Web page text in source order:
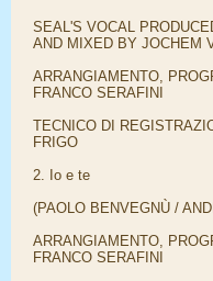
SEAL'S VOCAL
AND MIXED BY JOCHEM
ARRANGIAMENTO,
FRANCO SERAFINI
TECNICO DI
FRIGO
2. Io e te
(PAOLO BENVEGNÙ /
ARRANGIAMENTO,
FRANCO SERAFINI